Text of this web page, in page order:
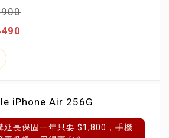
iPhone Air 256G
延長保固一年只要 $1,800，手機